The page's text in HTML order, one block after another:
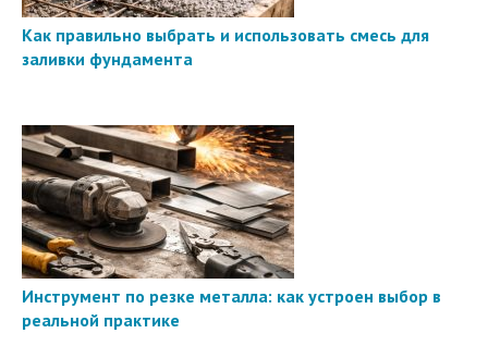
Как правильно выбрать и использовать смесь для
заливки фундамента
Инструмент по резке металла: как устроен выбор в
реальной практике